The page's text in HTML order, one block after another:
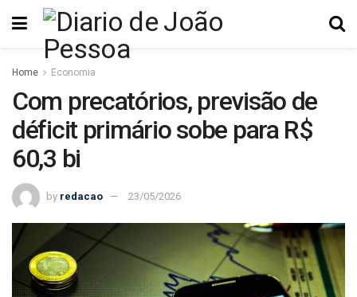
Home Economia
Com precatórios, previsão de
déficit primário sobe para R$
60,3 bi
by redacao 23/05/2026